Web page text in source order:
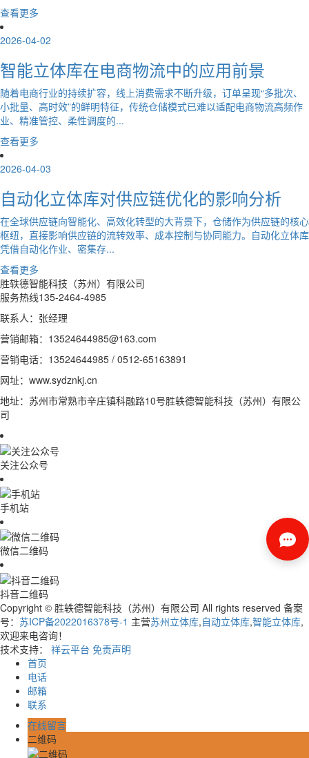
查看更多
2026-04-02
智能立体库在电商物流中的应用前景
随着电商行业的持续扩容，线上消费需求不断升级，订单呈现“多批次、
小批量、高时效”的鲜明特征，传统仓储模式已难以适配电商物流高频作
业、精准管控、柔性调度的...
查看更多
2026-04-03
自动化立体库对供应链优化的影响分析
在全球供应链向智能化、高效化转型的大背景下，仓储作为供应链的核心
枢纽，直接影响供应链的流转效率、成本控制与协同能力。自动化立体库
凭借自动化作业、密集存...
查看更多
胜轶德智能科技（苏州）有限公司
服务热线135-2464-4985
联系人：张经理
营销邮箱：13524644985@163.com
营销电话：13524644985 / 0512-65163891
网址：www.sydznkj.cn
地址：苏州市常熟市辛庄镇科融路10号胜轶德智能科技（苏州）有限公
司
关注公众号
手机站
微信二维码
抖音二维码
Copyright © 胜轶德智能科技（苏州）有限公司 All rights reserved 备案
号： 苏ICP备2022016378号-1 主营苏州立体库,自动立体库,智能立体库,
欢迎来电咨询！
技术支持： 祥云平台 免责声明
首页
电话
邮箱
联系
在线留言
二维码